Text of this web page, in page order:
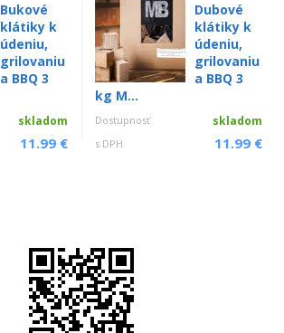
Bukové
klátiky k
údeniu,
grilovaniu
a BBQ 3
skladom
11.99 €
Dubové
klátiky k
údeniu,
grilovaniu
a BBQ 3
kg M...
Dostupnosť skladom
s DPH 11.99 €